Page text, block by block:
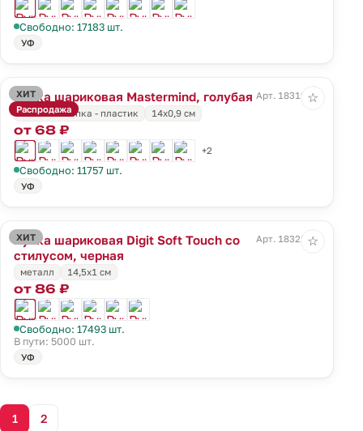
Свободно: 17183 шт.
УФ
ХИТ
Распродажа
Ручка шариковая Mastermind, голубая Арт. 18319.14
носик и кнопка - пластик
14х0,9 см
от 68 ₽
+2
Свободно: 11757 шт.
УФ
☆
ХИТ
Ручка шариковая Digit Soft Touch со
стилусом, черная
Арт. 18322.30
металл 14,5х1 см
от 86 ₽
Свободно: 17493 шт.
В пути: 5000 шт.
УФ
☆
1 2